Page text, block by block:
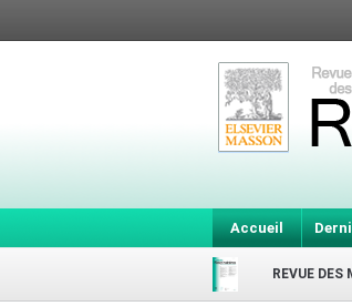
Accueil
REVUE DES